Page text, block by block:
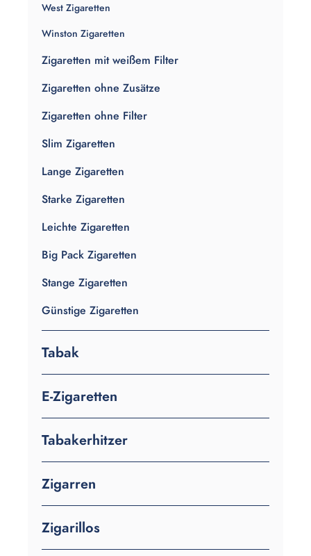
West Zigaretten
Winston Zigaretten
Zigaretten mit weißem Filter
Zigaretten ohne Zusätze
Zigaretten ohne Filter
Slim Zigaretten
Lange Zigaretten
Starke Zigaretten
Leichte Zigaretten
Big Pack Zigaretten
Stange Zigaretten
Günstige Zigaretten
Tabak
E-Zigaretten
Tabakerhitzer
Zigarren
Zigarillos